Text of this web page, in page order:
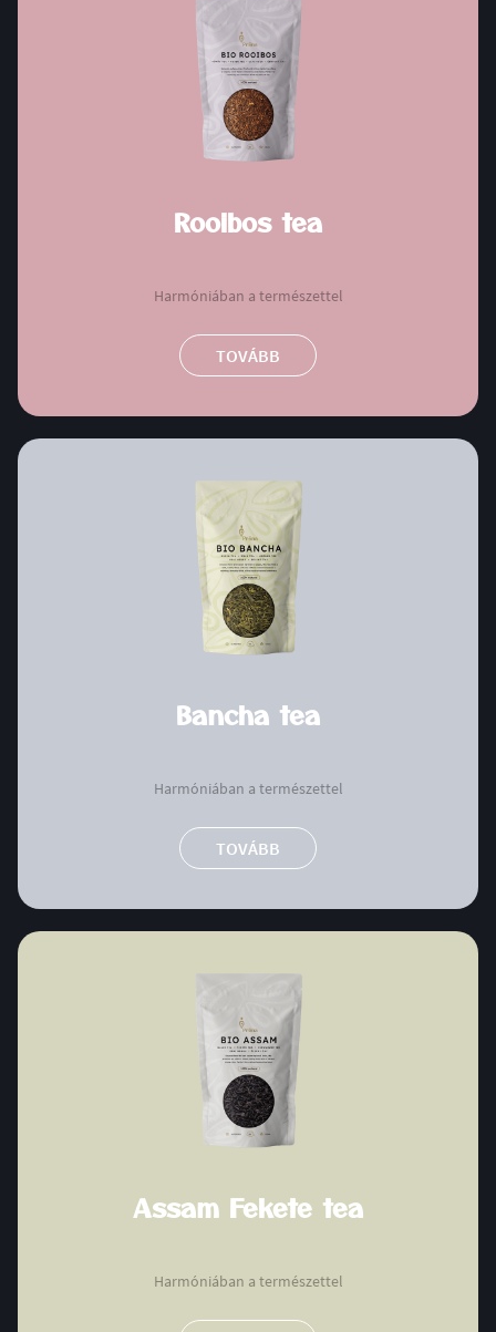
Rooibos tea
Harmóniában a természettel
TOVÁBB
Bancha tea
Harmóniában a természettel
TOVÁBB
Assam Fekete tea
Harmóniában a természettel